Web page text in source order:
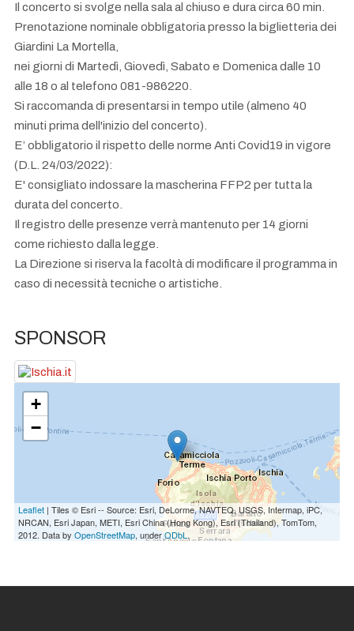
Il concerto si svolge nella sala al chiuso e dura circa 60 min.
Prenotazione nominale obbligatoria presso la biglietteria dei
Giardini La Mortella,
nei giorni di Martedì, Giovedì, Sabato e Domenica dalle 10
alle 18 o al telefono 081-986220.
Si raccomanda di presentarsi in tempo utile (almeno 40
minuti prima dell'inizio del concerto).
E’ obbligatorio il rispetto delle norme Anti Covid19 in vigore
(D.L. 24/03/2022):
E' consigliato indossare la mascherina FFP2 per tutta la
durata del concerto.
Il registro delle presenze verrà mantenuto per 14 giorni
come richiesto dalla legge.
La Direzione si riserva la facoltà di modificare il programma in
caso di necessità tecniche o artistiche.
SPONSOR
+
−
Leaflet | Tiles © Esri -- Source: Esri, DeLorme, NAVTEQ, USGS, Intermap, iPC,
NRCAN, Esri Japan, METI, Esri China (Hong Kong), Esri (Thailand), TomTom,
2012. Data by OpenStreetMap, underODbL .